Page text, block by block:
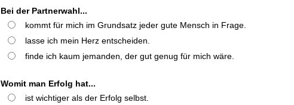
Bei der Partnerwahl...
kommt für mich im Grundsatz jeder gute Mensch in Frage.
lasse ich mein Herz entscheiden.
finde ich kaum jemanden, der gut genug für mich wäre.
Womit man Erfolg hat...
ist wichtiger als der Erfolg selbst.